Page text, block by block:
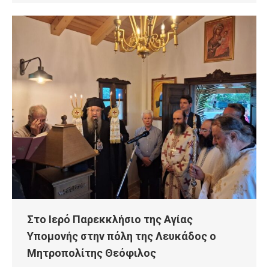
Στο Ιερό Παρεκκλήσιο της Αγίας
Υπομονής στην πόλη της Λευκάδος ο
Μητροπολίτης Θεόφιλος